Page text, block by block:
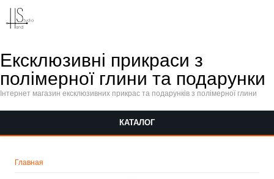
Ексклюзивні прикраси з
полімерної глини та подарунки
Інтернет магазин ексклюзивних прикрас та подарунків з полімерної глини
КАТАЛОГ
Главная